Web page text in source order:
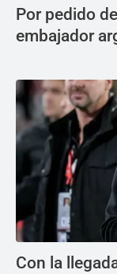
Por pedido
embajador
Con la